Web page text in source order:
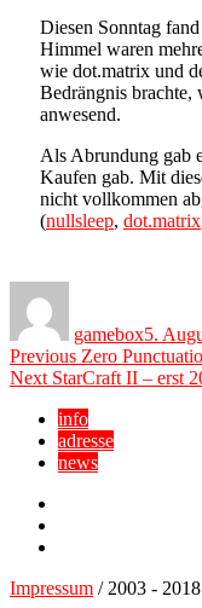
Diesen Sonntag
Himmel waren
wie dot.matrix und
Bedrängnis brachte,
anwesend.
Als Abrundung gab
Kaufen gab. Mit
nicht vollkommen
(nullsleep, dot.matrix
gamebox5.
Previous Previous
post:
Zero
Next Next
StarCraft II – erst
info
adresse
news
Impressum / 2003 - 2018